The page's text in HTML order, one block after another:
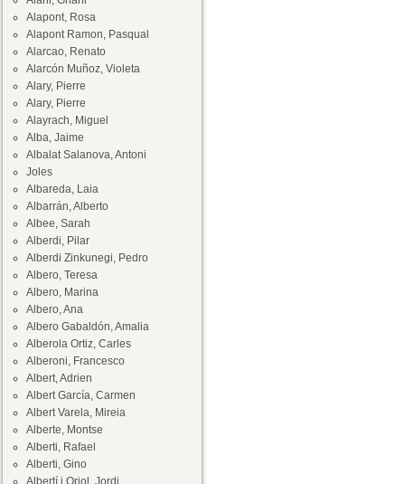
Alapont, Rosa
Alapont Ramon, Pasqual
Alarcao, Renato
Alarcón Muñoz, Violeta
Alary, Pierre
Alary, Pierre
Alayrach, Miguel
Alba, Jaime
Albalat Salanova, Antoni
Joles
Albareda, Laia
Albarrán, Alberto
Albee, Sarah
Alberdi, Pilar
Alberdi Zinkunegi, Pedro
Albero, Teresa
Albero, Marina
Albero, Ana
Albero Gabaldón, Amalia
Alberola Ortiz, Carles
Alberoni, Francesco
Albert, Adrien
Albert García, Carmen
Albert Varela, Mireia
Alberte, Montse
Alberti, Rafael
Alberti, Gino
Albertí i Oriol, Jordi